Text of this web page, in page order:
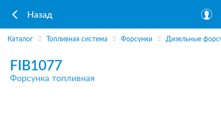
Назад
Каталог Топливная система Форсунки Дизельные
FIB1077
Форсунка топливная